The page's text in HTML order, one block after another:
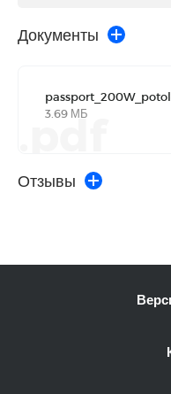
Документы
3.69 МБ
.pdf
Отзывы